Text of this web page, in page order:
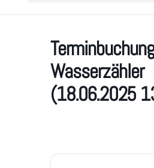
Terminbuchung
Wasserzähler
(18.06.2025